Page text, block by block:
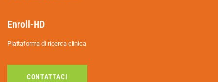
Enroll-HD
Piattaforma di ricerca clinica
CONTATTACI